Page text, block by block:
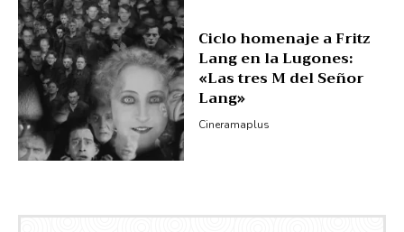
Ciclo homenaje a Fritz
Lang en la Lugones:
«Las tres M del Señor
Lang»
Cineramaplus